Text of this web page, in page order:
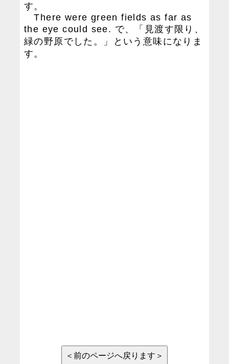
す。
There were green fields as far as
the eye could see. で、「見渡す限り、
緑の野原でした。」という意味になりま
す。